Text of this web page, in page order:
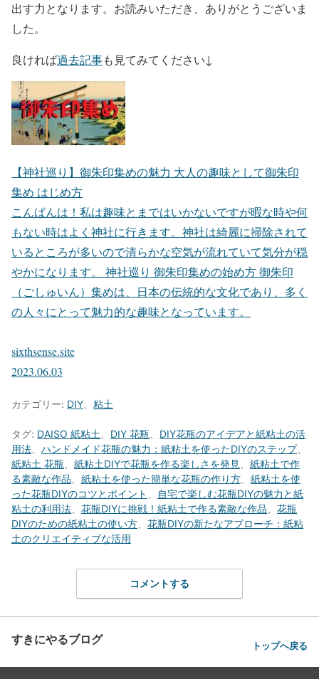
出す力となります。お読みいただき、ありがとうございま
した。
良ければ過去記事も見てみてください↓
【神社巡り】御朱印集めの魅力 大人の趣味として御朱印
集め はじめ方
こんばんは！私は趣味とまではいかないですが暇な時や何
もない時はよく神社に行きます。神社は綺麗に掃除されて
いるところが多いので清らかな空気が流れていて気分が穏
やかになります。 神社巡り 御朱印集めの始め方 御朱印
（ごしゅいん）集めは、日本の伝統的な文化であり、多く
の人々にとって魅力的な趣味となっています。
sixthsense.site
2023.06.03
カテゴリー: DIY 粘土
タグ: DAISO 紙粘土 DIY 花瓶
DIY花瓶のアイデアと紙粘土の活
用法
ハンドメイド花瓶の魅力：紙粘土を使ったDIYのステップ、
紙粘土 花瓶
紙粘土DIYで花瓶を作る楽しさを発見
紙粘土で作
る素敵な作品
紙粘土を使った簡単な花瓶の作り方
紙粘土を使
った花瓶DIYのコツとポイント
自宅で楽しむ花瓶DIYの魅力と紙
粘土の利用法
花瓶DIYに挑戦！紙粘土で作る素敵な作品
花瓶
DIYのための紙粘土の使い方
花瓶DIYの新たなアプローチ：紙粘
土のクリエイティブな活用
コメントする
すきにやるブログ トップへ戻る